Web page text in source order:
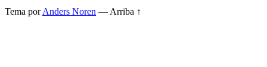
Tema porAnders Noren — Arriba ↑